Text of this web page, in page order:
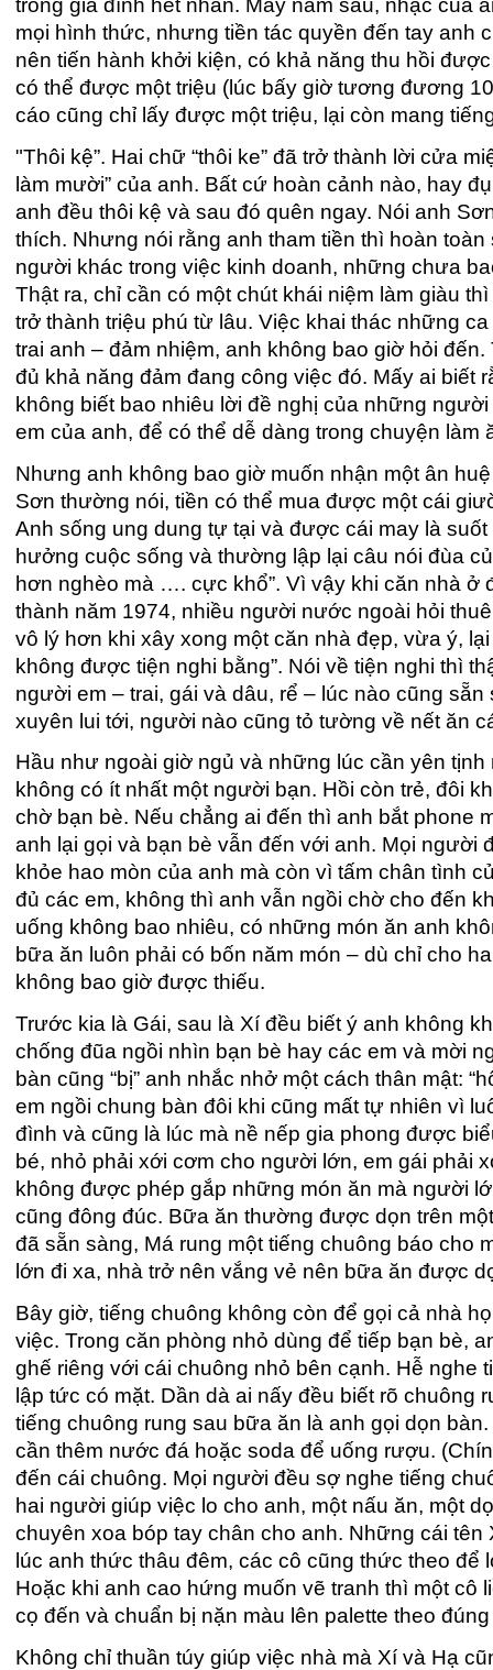
trong gia đình hết nhẵn. Mấy năm sau, nhạc của
mọi hình thức, nhưng tiền tác quyền đến tay anh
nên tiến hành khởi kiện, có khả năng thu hồi
có thể được một triệu (lúc bấy giờ tương đương
cáo cũng chỉ lấy được một triệu, lại còn mang
"Thôi kệ”. Hai chữ “thôi ke” đã trở thành lời cửa
làm mười” của anh. Bất cứ hoàn cảnh nào, hay
anh đều thôi kệ và sau đó quên ngay. Nói anh
thích. Nhưng nói rằng anh tham tiền thì hoàn
người khác trong việc kinh doanh, những chưa
Thật ra, chỉ cần có một chút khái niệm làm giàu
trở thành triệu phú từ lâu. Việc khai thác những
trai anh – đảm nhiệm, anh không bao giờ hỏi
đủ khả năng đảm đang công việc đó. Mấy ai
không biết bao nhiêu lời đề nghị của những
em của anh, để có thể dễ dàng trong chuyện làm
Nhưng anh không bao giờ muốn nhận một ân
Sơn thường nói, tiền có thể mua được một cái
Anh sống ung dung tự tại và được cái may là
hưởng cuộc sống và thường lập lại câu nói đùa
hơn nghèo mà …. cực khổ”. Vì vậy khi căn nhà
thành năm 1974, nhiều người nước ngoài hỏi
vô lý hơn khi xây xong một căn nhà đẹp, vừa ý,
không được tiện nghi bằng”. Nói về tiện nghi thì
người em – trai, gái và dâu, rể – lúc nào cũng
xuyên lui tới, người nào cũng tỏ tường về nết ăn
Hầu như ngoài giờ ngủ và những lúc cần yên
không có ít nhất một người bạn. Hồi còn trẻ, đôi
chờ bạn bè. Nếu chẳng ai đến thì anh bắt phone
anh lại gọi và bạn bè vẫn đến với anh. Mọi
khỏe hao mòn của anh mà còn vì tấm chân tình
đủ các em, không thì anh vẫn ngồi chờ cho đến
uống không bao nhiêu, có những món ăn anh
bữa ăn luôn phải có bốn năm món – dù chỉ cho
không bao giờ được thiếu.
Trước kia là Gái, sau là Xí đều biết ý anh không
chống đũa ngồi nhìn bạn bè hay các em và mời
bàn cũng “bị” anh nhắc nhở một cách thân mật:
em ngồi chung bàn đôi khi cũng mất tự nhiên vì
đình và cũng là lúc mà nề nếp gia phong được
bé, nhỏ phải xới cơm cho người lớn, em gái phải
không được phép gắp những món ăn mà người
cũng đông đúc. Bữa ăn thường được dọn trên
đã sẵn sàng, Má rung một tiếng chuông báo cho
lớn đi xa, nhà trở nên vắng vẻ nên bữa ăn được
Bây giờ, tiếng chuông không còn để gọi cả nhà
việc. Trong căn phòng nhỏ dùng để tiếp bạn bè,
ghế riêng với cái chuông nhỏ bên cạnh. Hễ nghe
lập tức có mặt. Dần dà ai nấy đều biết rõ
tiếng chuông rung sau bữa ăn là anh gọi dọn
cần thêm nước đá hoặc soda để uống rượu.
đến cái chuông. Mọi người đều sợ nghe tiếng
hai người giúp việc lo cho anh, một nấu ăn, một
chuyên xoa bóp tay chân cho anh. Những cái
lúc anh thức thâu đêm, các cô cũng thức theo
Hoặc khi anh cao hứng muốn vẽ tranh thì một cô
cọ đến và chuẩn bị nặn màu lên palette theo
Không chỉ thuần túy giúp việc nhà mà Xí và Hạ